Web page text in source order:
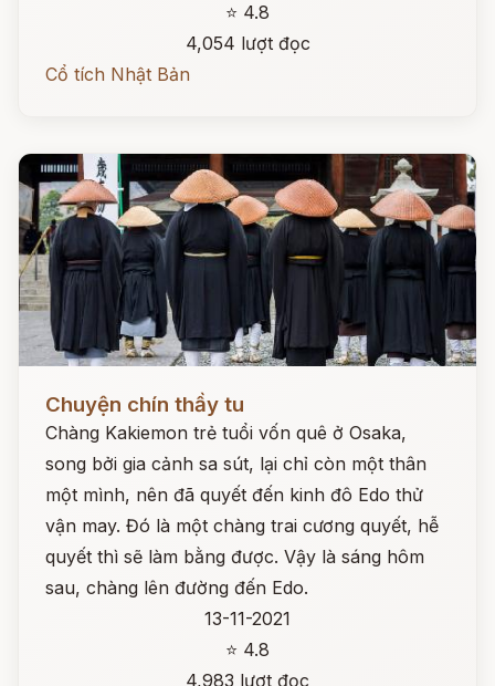
⭐ 4.8
4,054 lượt đọc
Cổ tích Nhật Bản
Chuyện chín thầy tu
Chàng Kakiemon trẻ tuổi vốn quê ở Osaka,
song bởi gia cảnh sa sút, lại chỉ còn một thân
một mình, nên đã quyết đến kinh đô Edo thử
vận may. Đó là một chàng trai cương quyết, hễ
quyết thì sẽ làm bằng được. Vậy là sáng hôm
sau, chàng lên đường đến Edo.
13-11-2021
⭐ 4.8
4,983 lượt đọc